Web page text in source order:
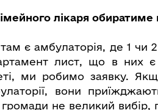
лікаря
є амбулаторія, де 1 чи
лист, що в них є
ми робимо заявку.
вони
не великий вибір,